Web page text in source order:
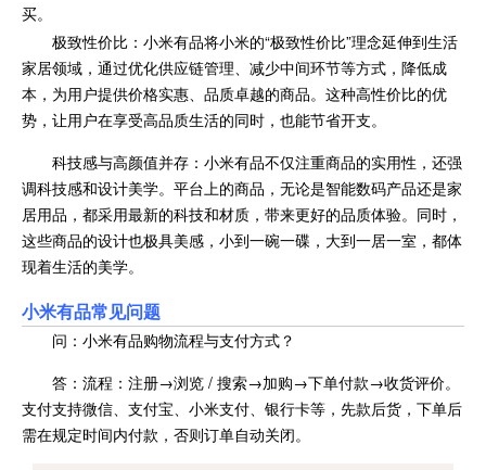
买。
极致性价比：小米有品将小米的“极致性价比”理念延伸到生活
家居领域，通过优化供应链管理、减少中间环节等方式，降低成
本，为用户提供价格实惠、品质卓越的商品。这种高性价比的优
势，让用户在享受高品质生活的同时，也能节省开支。
科技感与高颜值并存：小米有品不仅注重商品的实用性，还强
调科技感和设计美学。平台上的商品，无论是智能数码产品还是家
居用品，都采用最新的科技和材质，带来更好的品质体验。同时，
这些商品的设计也极具美感，小到一碗一碟，大到一居一室，都体
现着生活的美学。
小米有品常见问题
问：小米有品购物流程与支付方式？
答：流程：注册→浏览 / 搜索→加购→下单付款→收货评价。
支付支持微信、支付宝、小米支付、银行卡等，先款后货，下单后
需在规定时间内付款，否则订单自动关闭。